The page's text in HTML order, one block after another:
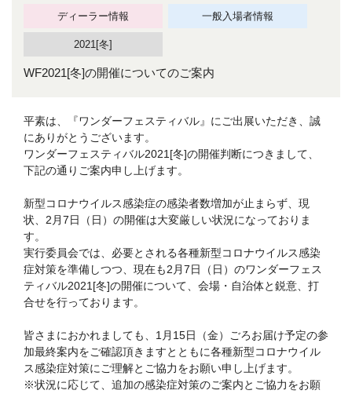
ディーラー情報
一般入場者情報
2021[冬]
WF2021[冬]の開催についてのご案内
平素は、『ワンダーフェスティバル』にご出展いただき、誠
にありがとうございます。
ワンダーフェスティバル2021[冬]の開催判断につきまして、
下記の通りご案内申し上げます。
新型コロナウイルス感染症の感染者数増加が止まらず、現
状、2月7日（日）の開催は大変厳しい状況になっておりま
す。
実行委員会では、必要とされる各種新型コロナウイルス感染
症対策を準備しつつ、現在も2月7日（日）のワンダーフェス
ティバル2021[冬]の開催について、会場・自治体と鋭意、打
合せを行っております。
皆さまにおかれましても、1月15日（金）ごろお届け予定の参
加最終案内をご確認頂きますとともに各種新型コロナウイル
ス感染症対策にご理解とご協力をお願い申し上げます。
※状況に応じて、追加の感染症対策のご案内とご協力をお願